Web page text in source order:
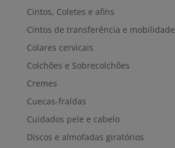
Cintos, Coletes e afins
Cintos de transferência e mobilidade
Colares cervicais
Colchões e Sobrecolchões
Cremes
Cuecas-fraldas
Cuidados pele e cabelo
Discos e almofadas giratórios